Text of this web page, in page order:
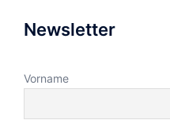
Newsletter
Vorname